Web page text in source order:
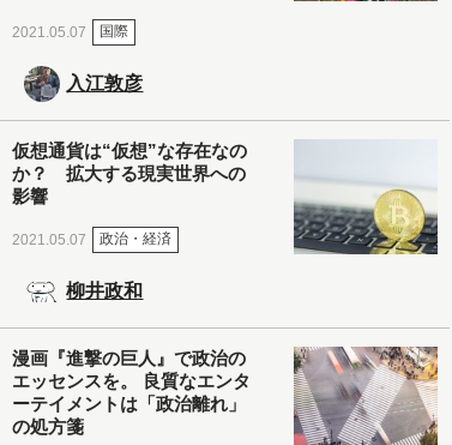
2021.05.07 国際
入江敦彦
仮想通貨は“仮想”な存在なの
か？ 拡大する現実世界への
影響
2021.05.07 政治・経済
柳井政和
漫画『進撃の巨人』で政治の
エッセンスを。 良質なエンタ
ーテイメントは「政治離れ」
の処方箋